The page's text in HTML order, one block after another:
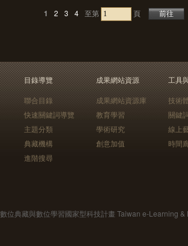
1 2 3 4 至第 頁
目錄導覽
聯合目錄
快速關鍵詞導覽
主題分類
典藏機構
進階搜尋
成果網站資源
成果網站資源庫
教育學習
學術研究
創意加值
工具
技術
關鍵
線上
時間
數位典藏與數位學習國家型科技計畫 Taiwan e-Learning